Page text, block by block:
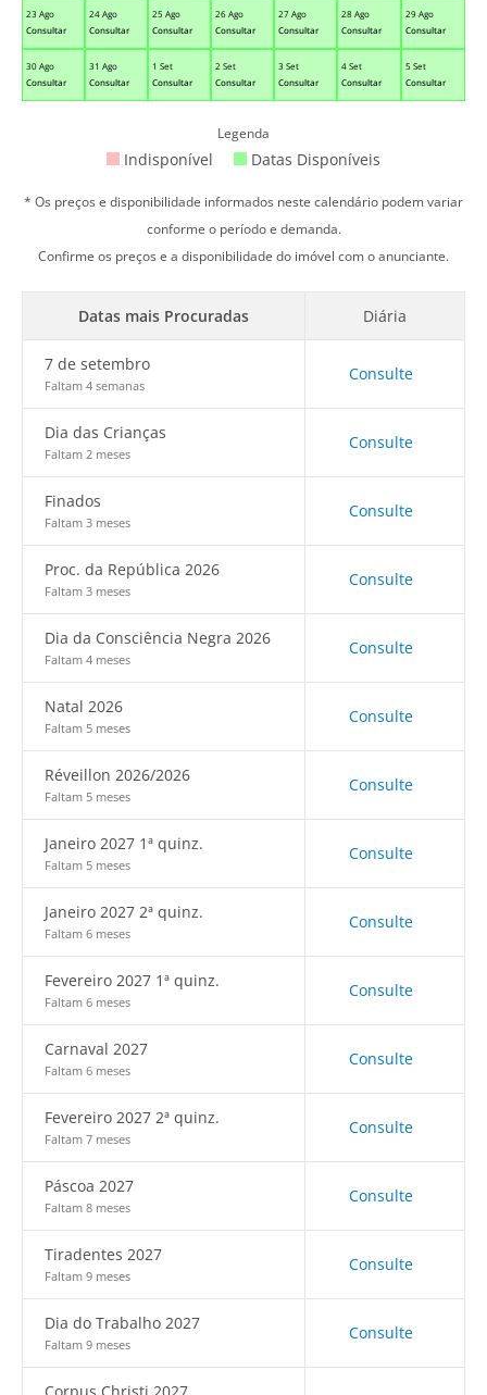
23 Ago
Consultar
24 Ago
Consultar
25 Ago
Consultar
26 Ago
Consultar
27 Ago
Consultar
28 Ago
Consultar
29 Ago
Consultar
30 Ago
Consultar
31 Ago
Consultar
1 Set
Consultar
2 Set
Consultar
3 Set
Consultar
4 Set
Consultar
5 Set
Consultar
Legenda
Indisponível Datas Disponíveis
* Os preços e disponibilidade informados neste calendário podem variar
conforme o período e demanda.
Confirme os preços e a disponibilidade do imóvel com o anunciante.
Datas mais Procuradas Diária
7 de setembro
Faltam 4 semanas
Consulte
Dia das Crianças
Faltam 2 meses
Consulte
Finados
Faltam 3 meses
Consulte
Proc. da República 2026
Faltam 3 meses
Consulte
Dia da Consciência Negra 2026
Faltam 4 meses
Consulte
Natal 2026
Faltam 5 meses
Consulte
Réveillon 2026/2026
Faltam 5 meses
Consulte
Janeiro 2027 1ª quinz.
Faltam 5 meses
Consulte
Janeiro 2027 2ª quinz.
Faltam 6 meses
Consulte
Fevereiro 2027 1ª quinz.
Faltam 6 meses
Consulte
Carnaval 2027
Faltam 6 meses
Consulte
Fevereiro 2027 2ª quinz.
Faltam 7 meses
Consulte
Páscoa 2027
Faltam 8 meses
Consulte
Tiradentes 2027
Faltam 9 meses
Consulte
Dia do Trabalho 2027
Faltam 9 meses
Consulte